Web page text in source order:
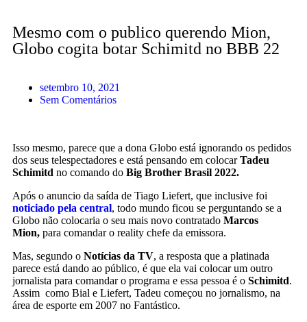
Mesmo com o publico querendo Mion,
Globo cogita botar Schimitd no BBB 22
setembro 10, 2021
Sem Comentários
Isso mesmo, parece que a dona Globo está ignorando os pedidos
dos seus telespectadores e está pensando em colocarTadeu
Schimitd no comando do Big Brother Brasil 2022.
Após o anuncio da saída de Tiago Liefert, que inclusive foi
noticiado pela central, todo mundo ficou se perguntando se a
Globo não colocaria o seu mais novo contratado Marcos
Mion, para comandar o reality chefe da emissora.
Mas, segundo o Notícias da TV, a resposta que a platinada
parece está dando ao público, é que ela vai colocar um outro
jornalista para comandar o programa e essa pessoa é o Schimitd.
Assim como Bial e Liefert, Tadeu começou no jornalismo, na
área de esporte em 2007 no Fantástico.